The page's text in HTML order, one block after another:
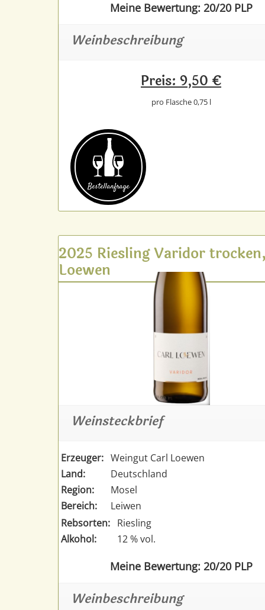
Meine Bewertung: 20/20 PLP
Weinbeschreibung
Preis: 9,50 €
pro Flasche 0,75 l
Bestell­anfrage
2025 Riesling Varidor
Loewen
Weinsteckbrief
Erzeuger: Weingut Carl Loewen
Land:
Deutschland
Region:
Mosel
Bereich:
Leiwen
Rebsorten: Riesling
Alkohol:
12 % vol.
Meine Bewertung: 20/20 PLP
Weinbeschreibung